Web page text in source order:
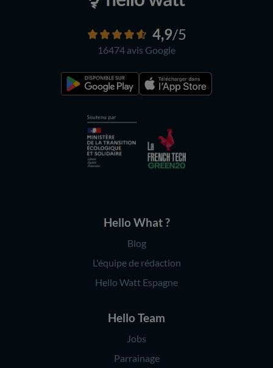
4,9/5
16474 avis Google
Hello What ?
Blog
L'équipe de rédaction
Hello Watt Espagne
Hello Team
Jobs
Parrainage